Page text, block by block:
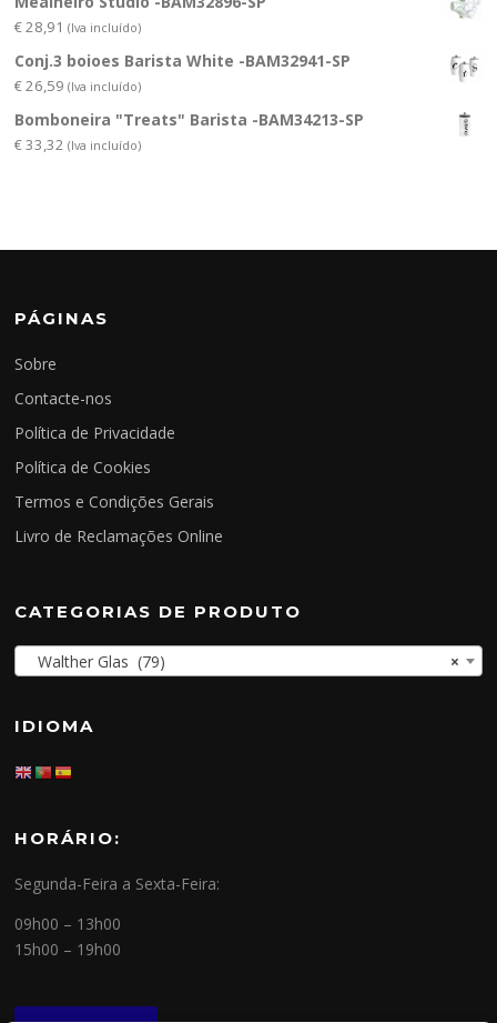
€28,91 (Iva incluído)
Conj.3 boioes Barista White -BAM32941-SP
€26,59 (Iva incluído)
Bomboneira "Treats" Barista -BAM34213-SP
€33,32 (Iva incluído)
PÁGINAS
Sobre
Contacte-nos
Política de Privacidade
Política de Cookies
Termos e Condições Gerais
Livro de Reclamações Online
CATEGORIAS DE PRODUTO
×
Walther Glas (79)
IDIOMA
HORÁRIO:
Segunda-Feira a Sexta-Feira:
09h00 – 13h00
15h00 – 19h00